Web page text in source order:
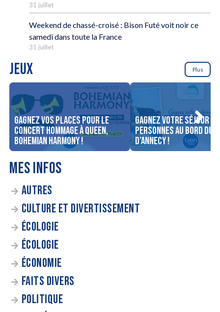
31 juillet
Weekend de chassé-croisé : Bison Futé voit noir ce
samedi dans toute la France
31 juillet
JEUX Plus
Gagnez vos places pour le
concert Hommage à Queen,
Bohemian Harmony !
Gagnez votre séjour
personnes au bord du
d’Annecy !
MES INFOS
AUTRES
CULTURE ET DIVERTISSEMENT
ÉCOLOGIE
ÉCOLOGIE
ÉCONOMIE
FAITS DIVERS
POLITIQUE